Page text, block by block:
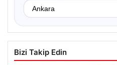
Bizi Takip Edin